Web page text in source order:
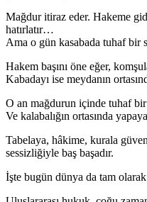
Mağdur itiraz eder. Hakeme
hatırlatır…
Ama o gün kasabada tuhaf bir
Hakem başını öne eğer,
Kabadayı ise meydanın
O an mağdurun içinde tuhaf
Ve kalabalığın ortasında
Tabelaya, hâkime, kurala
sessizliğiyle baş başadır.
İşte bugün dünya da tam olarak